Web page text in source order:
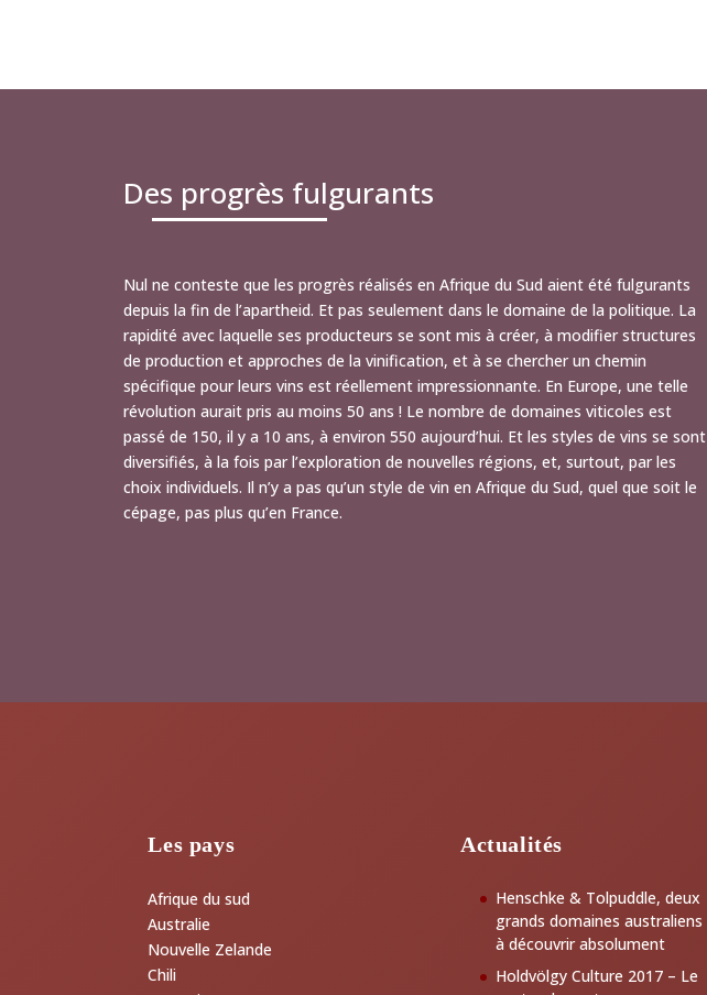
Des progrès fulgurants
Nul ne conteste que les progrès réalisés en Afrique du Sud aient été fulgurants
depuis la fin de l’apartheid. Et pas seulement dans le domaine de la politique. La
rapidité avec laquelle ses producteurs se sont mis à créer, à modifier structures
de production et approches de la vinification, et à se chercher un chemin
spécifique pour leurs vins est réellement impressionnante. En Europe, une telle
révolution aurait pris au moins 50 ans ! Le nombre de domaines viticoles est
passé de 150, il y a 10 ans, à environ 550 aujourd’hui. Et les styles de vins se sont
diversifiés, à la fois par l’exploration de nouvelles régions, et, surtout, par les
choix individuels. Il n’y a pas qu’un style de vin en Afrique du Sud, quel que soit le
cépage, pas plus qu’en France.
Les pays
Afrique du sud
Australie
Nouvelle Zelande
Chili
Actualités
Henschke & Tolpuddle, deux
grands domaines australiens
à découvrir absolument
Holdvölgy Culture 2017 – Le